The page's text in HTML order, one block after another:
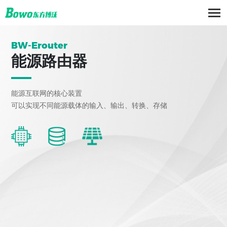
BW-Erouter
能源路由器
能源互联网的核心装置
可以实现不同能源载体的输入、输出、转换、存储